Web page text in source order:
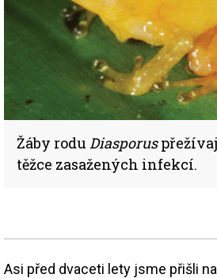
Žáby rodu Diasporus
těžce zasažených infekcí.
Asi před dvaceti lety jsme přišli